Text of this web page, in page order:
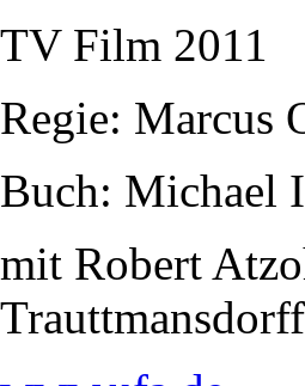
TV Film 2011
Regie: Marcus
Buch: Michael
mit Robert
Trauttmansdorff